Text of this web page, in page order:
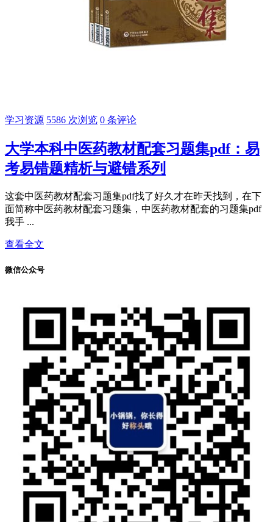
学习资源 5586 次浏览 0 条评论
大学本科中医药教材配套习题集pdf：易
考易错题精析与避错系列
这套中医药教材配套习题集pdf找了好久才在昨天找到，在下
面简称中医药教材配套习题集，中医药教材配套的习题集pdf
我手 ...
查看全文
微信公众号